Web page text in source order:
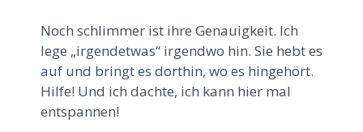
Noch schlimmer ist ihre Genauigkeit. Ich
lege „irgendetwas“ irgendwo hin. Sie hebt es
auf und bringt es dorthin, wo es hingehört.
Hilfe! Und ich dachte, ich kann hier mal
entspannen!